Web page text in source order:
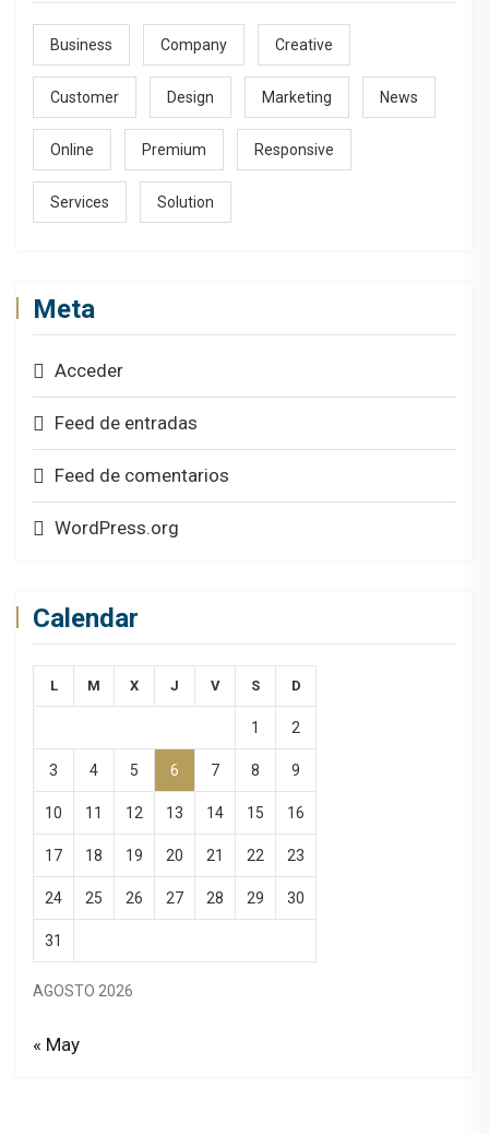
Business Company Creative
Customer Design Marketing News
Online Premium Responsive
Services Solution
Meta
Acceder
Feed de entradas
Feed de comentarios
WordPress.org
Calendar
AGOSTO 2026
L M X J V S D
1 2
3 4 5 6 7 8 9
10 11 12 13 14 15 16
17 18 19 20 21 22 23
24 25 26 27 28 29 30
31
« May